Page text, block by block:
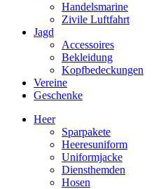
Handelsmarine
Zivile Luftfahrt
Jagd
Accessoires
Bekleidung
Kopfbedeckungen
Vereine
Geschenke
Heer
Sparpakete
Heeresuniform
Uniformjacke
Diensthemden
Hosen